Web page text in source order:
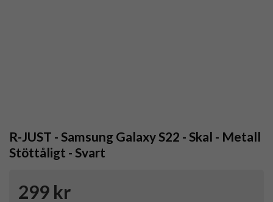
R-JUST - Samsung Galaxy S22 - Skal - Metall
Stöttåligt - Svart
299 kr